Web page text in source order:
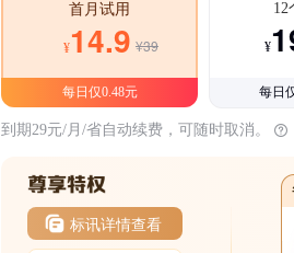
首月试用
¥14.9 ¥39
每日仅0.48元
12
¥
每日
到期29元/月/省自动续费，可随时取消。
标讯详情查看